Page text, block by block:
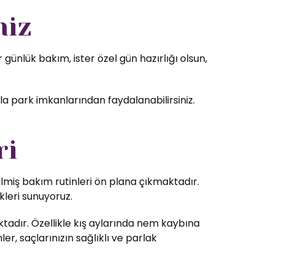
bakım, ister özel gün hazırlığı olsun,
park imkanlarından faydalanabilirsiniz.
bakım rutinleri ön plana çıkmaktadır.
sunuyoruz.
Özellikle kış aylarında nem kaybına
saçlarınızın sağlıklı ve parlak